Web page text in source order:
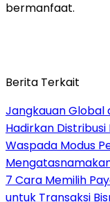
bermanfaat.
Berita Terkait
Jangkauan Global
Hadirkan
Waspada Modus
7 Cara Memilih
untuk Transaksi